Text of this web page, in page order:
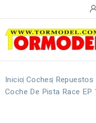
Inicio Coches
Coche De Pista Race EP